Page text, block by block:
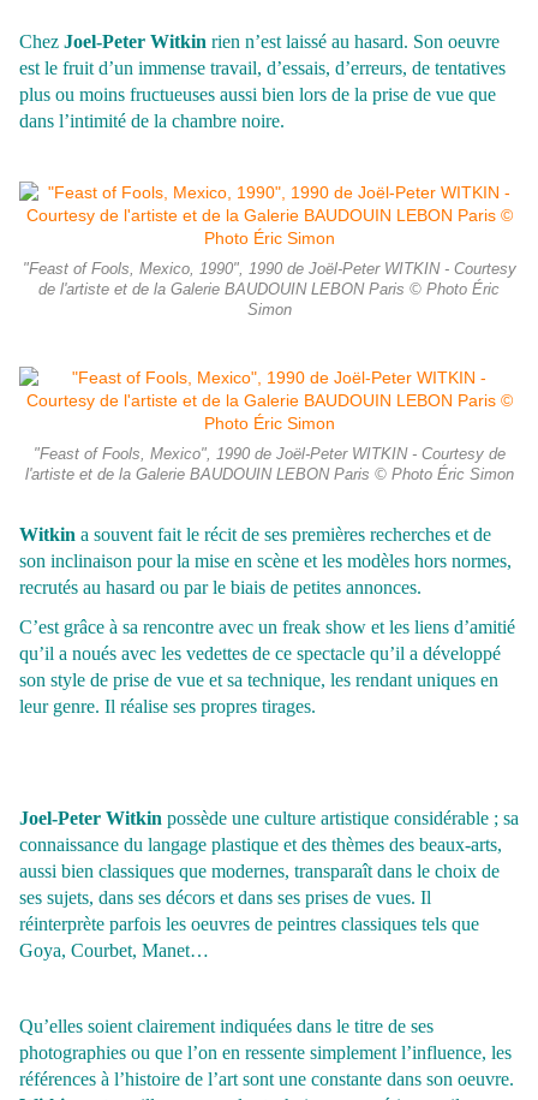
Chez Joel-Peter Witkin rien n’est laissé au hasard. Son oeuvre
est le fruit d’un immense travail, d’essais, d’erreurs, de tentatives
plus ou moins fructueuses aussi bien lors de la prise de vue que
dans l’intimité de la chambre noire.
"Feast of Fools, Mexico, 1990", 1990 de Joël-Peter WITKIN - Courtesy
de l'artiste et de la Galerie BAUDOUIN LEBON Paris © Photo Éric
Simon
"Feast of Fools, Mexico", 1990 de Joël-Peter WITKIN - Courtesy de
l'artiste et de la Galerie BAUDOUIN LEBON Paris © Photo Éric Simon
Witkin a souvent fait le récit de ses premières recherches et de
son inclinaison pour la mise en scène et les modèles hors normes,
recrutés au hasard ou par le biais de petites annonces.
C’est grâce à sa rencontre avec un freak show et les liens d’amitié
qu’il a noués avec les vedettes de ce spectacle qu’il a développé
son style de prise de vue et sa technique, les rendant uniques en
leur genre. Il réalise ses propres tirages.
Joel-Peter Witkin possède une culture artistique considérable ; sa
connaissance du langage plastique et des thèmes des beaux-arts,
aussi bien classiques que modernes, transparaît dans le choix de
ses sujets, dans ses décors et dans ses prises de vues. Il
réinterprète parfois les oeuvres de peintres classiques tels que
Goya, Courbet, Manet…
Qu’elles soient clairement indiquées dans le titre de ses
photographies ou que l’on en ressente simplement l’influence, les
références à l’histoire de l’art sont une constante dans son oeuvre.